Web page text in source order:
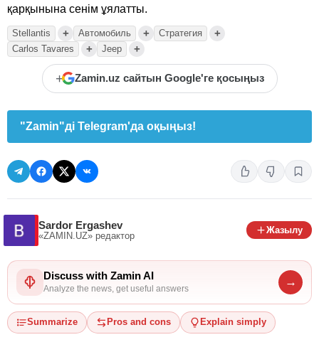
қарқынына сенім ұялатты.
Stellantis + Автомобиль + Стратегия +
Carlos Tavares + Jeep +
+ Zamin.uz сайтын Google'ге қосыңыз
"Zamin"ді Telegram'да оқыңыз!
Sardor Ergashev
«ZAMIN.UZ» редактор
Жазылу
Discuss with Zamin AI
Analyze the news, get useful answers
→
Summarize Pros and cons Explain simply